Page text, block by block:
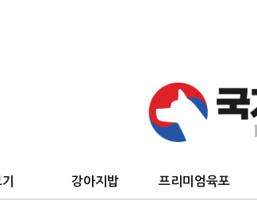
강아지밥 프리미엄육포